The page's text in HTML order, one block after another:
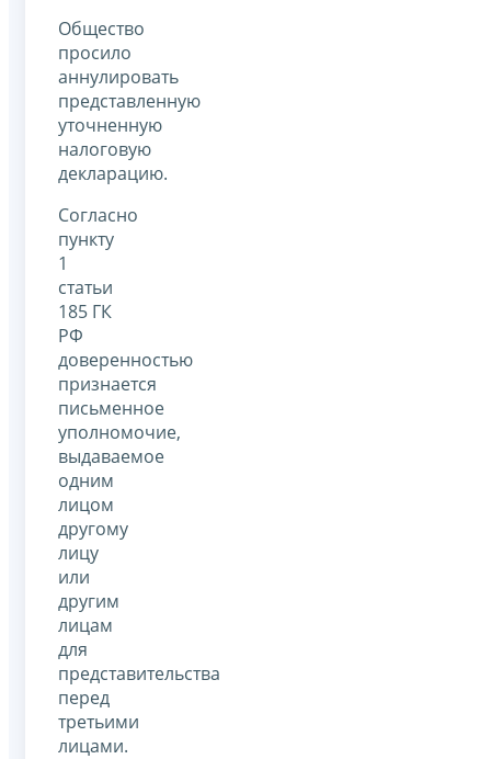
Общество
просило
аннулировать
представленную
уточненную
налоговую
декларацию.
Согласно
пункту
1
статьи
185 ГК
РФ
доверенностью
признается
письменное
уполномочие,
выдаваемое
одним
лицом
другому
лицу
или
другим
лицам
для
представительства
перед
третьими
лицами.